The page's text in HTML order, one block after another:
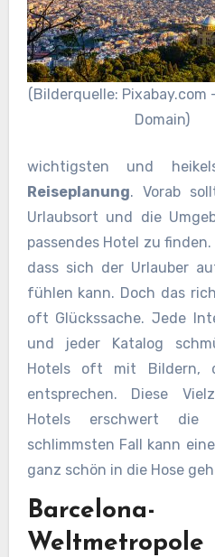
(Bilderquelle: Pixabay.com
Domain)
wichtigsten und
Reiseplanung. Vorab
Urlaubsort und die
passendes Hotel zu
dass sich der Urlauber
fühlen kann. Doch das
oft Glückssache. Jede
und jeder Katalog
Hotels oft mit Bildern,
entsprechen. Diese
Hotels erschwert die
schlimmsten Fall kann
ganz schön in die Hose